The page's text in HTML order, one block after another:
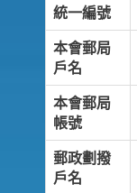
統一編號
本會郵局
戶名
本會郵局
帳號
郵政劃撥
戶名